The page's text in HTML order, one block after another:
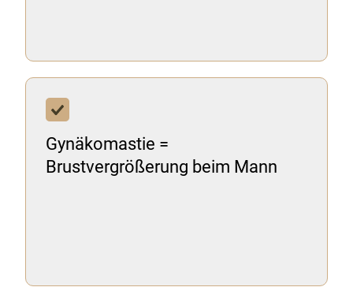
Gynäkomastie =
Brustvergrößerung beim Mann